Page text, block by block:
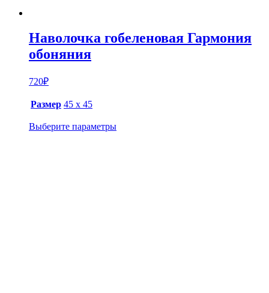
Наволочка гобеленовая Гармония
обоняния
720₽
Размер 45 х 45
Выберите параметры